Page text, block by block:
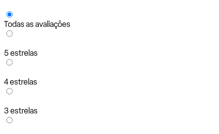
Todas as avaliações
5 estrelas
4 estrelas
3 estrelas